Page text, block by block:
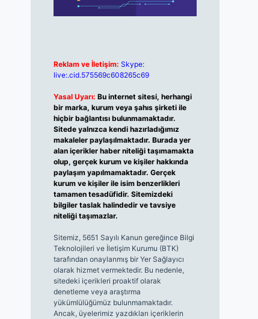
Reklam ve İletişim: Skype:
live:.cid.575569c608265c69
Yasal Uyarı: Bu internet sitesi, herhangi
bir marka, kurum veya şahıs şirketi ile
hiçbir bağlantısı bulunmamaktadır.
Sitede yalnızca kendi hazırladığımız
makaleler paylaşılmaktadır. Burada yer
alan içerikler haber niteliği taşımamakta
olup, gerçek kurum ve kişiler hakkında
paylaşım yapılmamaktadır. Gerçek
kurum ve kişiler ile isim benzerlikleri
tamamen tesadüfidir. Sitemizdeki
bilgiler taslak halindedir ve tavsiye
niteliği taşımazlar.
Sitemiz, 5651 Sayılı Kanun gereğince Bilgi
Teknolojileri ve İletişim Kurumu (BTK)
tarafından onaylanmış bir Yer Sağlayıcı
olarak hizmet vermektedir. Bu nedenle,
sitedeki içerikleri proaktif olarak
denetleme veya araştırma
yükümlülüğümüz bulunmamaktadır.
Ancak, üyelerimiz yazdıkları içeriklerin